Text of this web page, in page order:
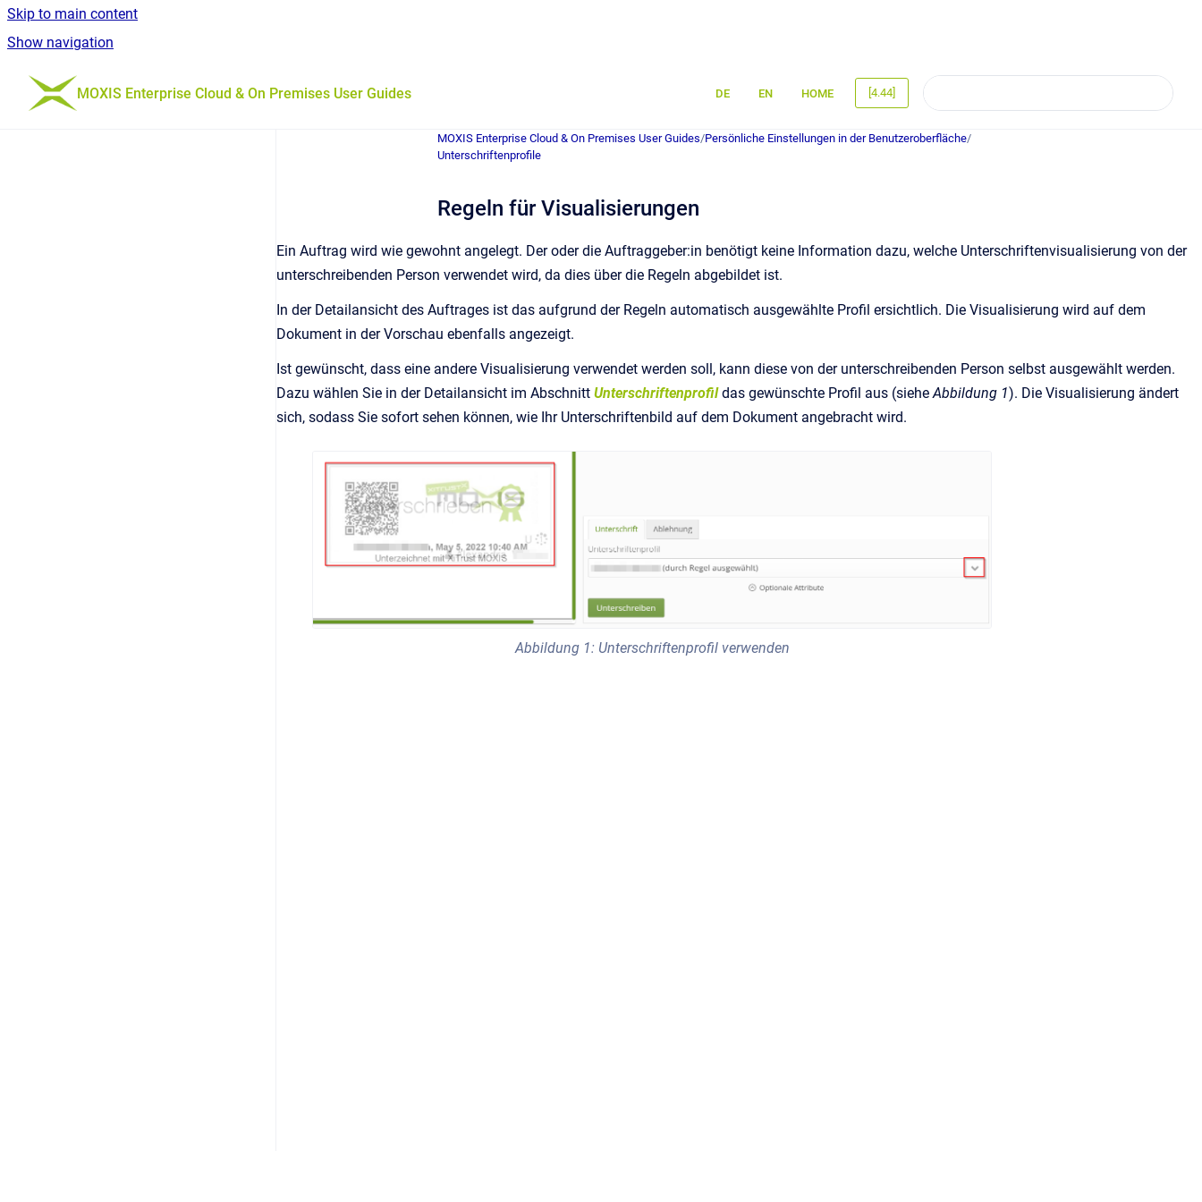
Skip to main content
Show navigation
Go to homepage
MOXIS Enterprise Cloud & On Premises User Guides DE EN HOME [4.44]
MOXIS Enterprise Cloud & On Premises User Guides/Persönliche Einstellungen in der Benutzeroberfläche/
Unterschriftenprofile
Regeln für Visualisierungen
Ein Auftrag wird wie gewohnt angelegt. Der oder die Auftraggeber:in benötigt keine Information dazu, welche Unterschriftenvisualisierung von der
unterschreibenden Person verwendet wird, da dies über die Regeln abgebildet ist.
In der Detailansicht des Auftrages ist das aufgrund der Regeln automatisch ausgewählte Profil ersichtlich. Die Visualisierung wird auf dem
Dokument in der Vorschau ebenfalls angezeigt.
Ist gewünscht, dass eine andere Visualisierung verwendet werden soll, kann diese von der unterschreibenden Person selbst ausgewählt werden.
Dazu wählen Sie in der Detailansicht im Abschnitt Unterschriftenprofil das gewünschte Profil aus (sieheAbbildung 1). Die Visualisierung ändert
sich, sodass Sie sofort sehen können, wie Ihr Unterschriftenbild auf dem Dokument angebracht wird.
Abbildung 1: Unterschriftenprofil verwenden